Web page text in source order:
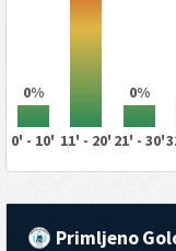
0% 0%
0' - 10' 11' - 20' 21' - 30'
Primljeno